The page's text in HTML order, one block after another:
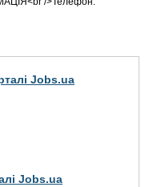
Jobs.ua
Jobs.ua